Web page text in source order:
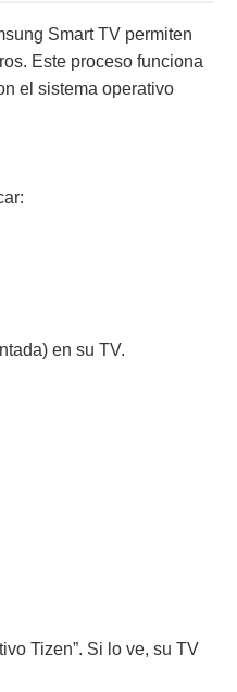
Smart TV permiten
Este proceso funciona
el sistema operativo
en su TV.
Tizen”. Si lo ve, su TV